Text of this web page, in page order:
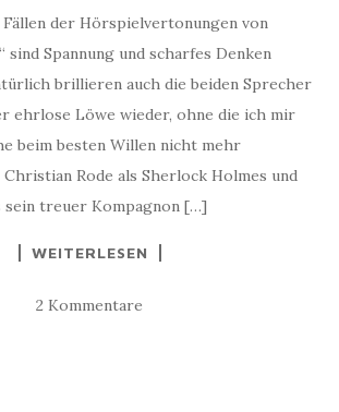
Fällen der Hörspielvertonungen von
sind Spannung und scharfes Denken
brillieren auch die beiden Sprecher
ehrlose Löwe wieder, ohne die ich mir
beim besten Willen nicht mehr
Rode als Sherlock Holmes und
sein treuer Kompagnon […]
WEITERLESEN
2 Kommentare